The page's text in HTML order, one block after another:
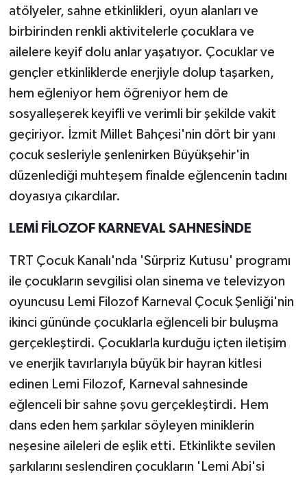
atölyeler, sahne etkinlikleri, oyun alanları ve
birbirinden renkli aktivitelerle çocuklara ve
ailelere keyif dolu anlar yaşatıyor. Çocuklar ve
gençler etkinliklerde enerjiyle dolup taşarken,
hem eğleniyor hem öğreniyor hem de
sosyalleşerek keyifli ve verimli bir şekilde vakit
geçiriyor. İzmit Millet Bahçesi'nin dört bir yanı
çocuk sesleriyle şenlenirken Büyükşehir'in
düzenlediği muhteşem finalde eğlencenin tadını
doyasıya çıkardılar.
LEMİ FİLOZOF KARNEVAL SAHNESİNDE
TRT Çocuk Kanalı'nda 'Sürpriz Kutusu' programı
ile çocukların sevgilisi olan sinema ve televizyon
oyuncusu Lemi Filozof Karneval Çocuk Şenliği'nin
ikinci gününde çocuklarla eğlenceli bir buluşma
gerçekleştirdi. Çocuklarla kurduğu içten iletişim
ve enerjik tavırlarıyla büyük bir hayran kitlesi
edinen Lemi Filozof, Karneval sahnesinde
eğlenceli bir sahne şovu gerçekleştirdi. Hem
dans eden hem şarkılar söyleyen miniklerin
neşesine aileleri de eşlik etti. Etkinlikte sevilen
şarkılarını seslendiren çocukların 'Lemi Abi'si